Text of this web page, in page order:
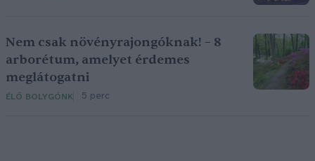
Nem csak növényrajongóknak! – 8
arborétum, amelyet érdemes
meglátogatni
ÉLŐ BOLYGÓNK 5 perc